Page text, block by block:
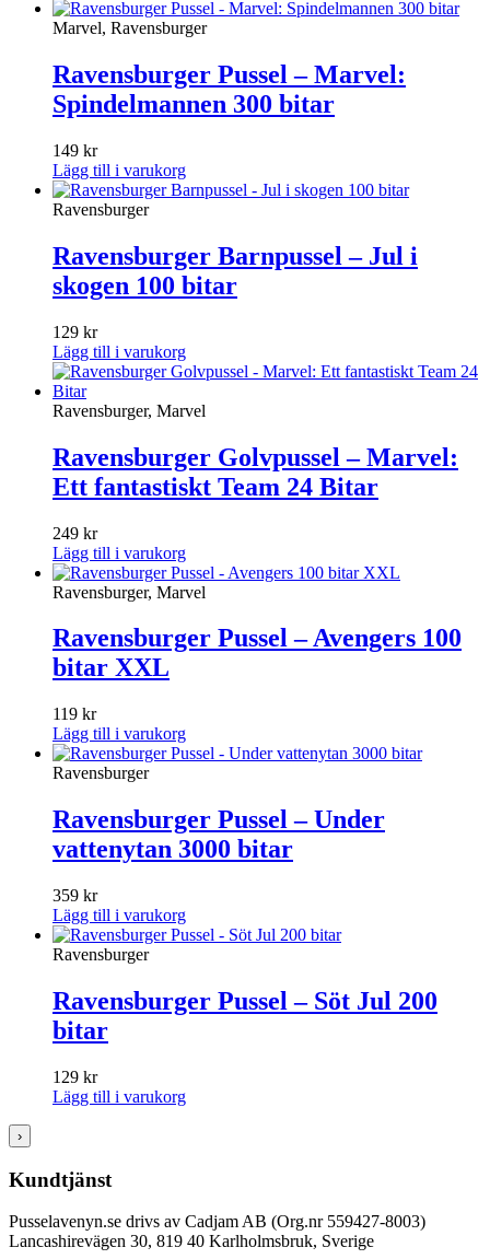
Marvel, Ravensburger
Ravensburger Pussel – Marvel:
Spindelmannen 300 bitar
149 kr
Lägg till i varukorg
Ravensburger
Ravensburger Barnpussel – Jul i
skogen 100 bitar
129 kr
Lägg till i varukorg
Ravensburger, Marvel
Ravensburger Golvpussel – Marvel:
Ett fantastiskt Team 24 Bitar
249 kr
Lägg till i varukorg
Ravensburger, Marvel
Ravensburger Pussel – Avengers 100
bitar XXL
119 kr
Lägg till i varukorg
Ravensburger
Ravensburger Pussel – Under
vattenytan 3000 bitar
359 kr
Lägg till i varukorg
Ravensburger
Ravensburger Pussel – Söt Jul 200
bitar
129 kr
Lägg till i varukorg
›
Kundtjänst
Pusselavenyn.se drivs av Cadjam AB (Org.nr 559427-8003)
Lancashirevägen 30, 819 40 Karlholmsbruk, Sverige